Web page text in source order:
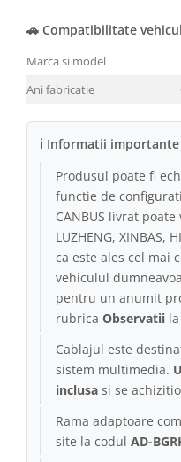
Conectică Kia
🚗 Compatibilitate vehicul
Marca si model
Ani fabricatie
ℹ Informatii importante
Produsul poate fi
functie de
CANBUS livrat poate
LUZHENG, XINBAS,
ca este ales cel mai
vehiculul
pentru un anumit
rubrica Observatii
Cablajul este
sistem multimedia.
inclusa si se
Rama adaptoare
site la codul AD-